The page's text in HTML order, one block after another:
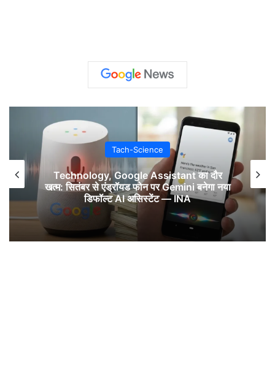
Tach-Science
Technology, Google Assistant का दौर
खत्म: सितंबर से एंड्रॉयड फोन पर Gemini बनेगा नया
डिफॉल्ट AI असिस्टेंट — INA